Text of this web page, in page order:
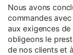
Nous avons
commandes
aux exigences
obligeons le
de nos clients et